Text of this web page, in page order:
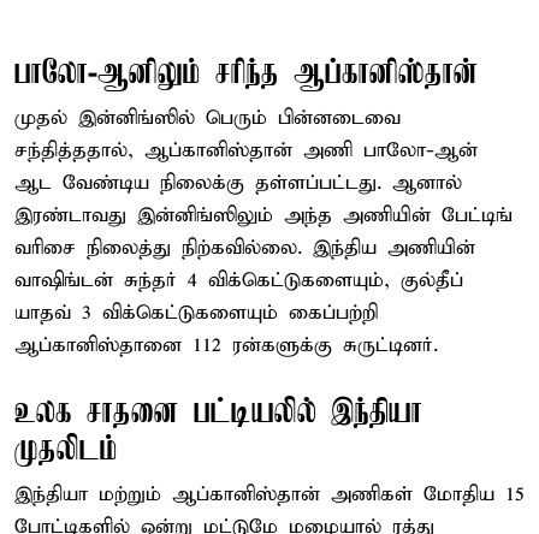
பாலோ-ஆனிலும் சரிந்த ஆப்கானிஸ்தான்
முதல் இன்னிங்ஸில் பெரும் பின்னடைவை
சந்தித்ததால், ஆப்கானிஸ்தான் அணி பாலோ-ஆன்
ஆட வேண்டிய நிலைக்கு தள்ளப்பட்டது. ஆனால்
இரண்டாவது இன்னிங்ஸிலும் அந்த அணியின் பேட்டிங்
வரிசை நிலைத்து நிற்கவில்லை. இந்திய அணியின்
வாஷிங்டன் சுந்தர் 4 விக்கெட்டுகளையும், குல்தீப்
யாதவ் 3 விக்கெட்டுகளையும் கைப்பற்றி
ஆப்கானிஸ்தானை 112 ரன்களுக்கு சுருட்டினர்.
உலக சாதனை பட்டியலில் இந்தியா
முதலிடம்
இந்தியா மற்றும் ஆப்கானிஸ்தான் அணிகள் மோதிய 15
போட்டிகளில் ஒன்று மட்டுமே மழையால் ரத்து